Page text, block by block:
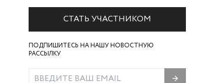
СТАТЬ УЧАСТНИКОМ
ПОДПИШИТЕСЬ НА НАШУ НОВОСТНУЮ
РАССЫЛКУ